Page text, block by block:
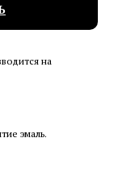
на
эмаль.